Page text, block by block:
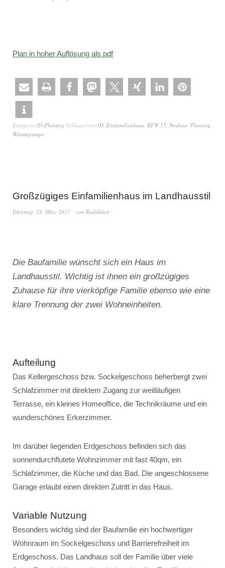
Plan in hoher Auflösung als pdf
Kategorie3D-Planung Schlagwörter3D, Einfamilienhaus, KFW 55, Neubau, Planung,
Wärmepumpe
Großzügiges Einfamilienhaus im Landhausstil
Dienstag, 28. März 2017 von Redaktion
Die Baufamilie wünscht sich ein Haus im
Landhausstil. Wichtig ist ihnen ein großzügiges
Zuhause für ihre vierköpfige Familie ebenso wie eine
klare Trennung der zwei Wohneinheiten.
Aufteilung
Das Kellergeschoss bzw. Sockelgeschoss beherbergt zwei
Schlafzimmer mit direktem Zugang zur weitläufigen
Terrasse, ein kleines Homeoffice, die Technikräume und ein
wunderschönes Erkerzimmer.
Im darüber liegenden Erdgeschoss befinden sich das
sonnendurchflutete Wohnzimmer mit fast 40qm, ein
Schlafzimmer, die Küche und das Bad. Die angeschlossene
Garage erlaubt einen direkten Zutritt in das Haus.
Variable Nutzung
Besonders wichtig sind der Baufamilie ein hochwertiger
Wohnraum im Sockelgeschoss und Barrierefreiheit im
Erdgeschoss. Das Landhaus soll der Familie über viele